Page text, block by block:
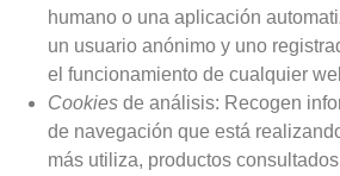
humano o una aplicación
un usuario anónimo y uno
el funcionamiento de cualquier
Cookies de análisis: Recogen
de navegación que está
más utiliza, productos